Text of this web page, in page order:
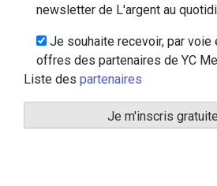
newsletter de L'argent au
Je souhaite recevoir, par voie
offres des partenaires de YC
Liste des partenaires